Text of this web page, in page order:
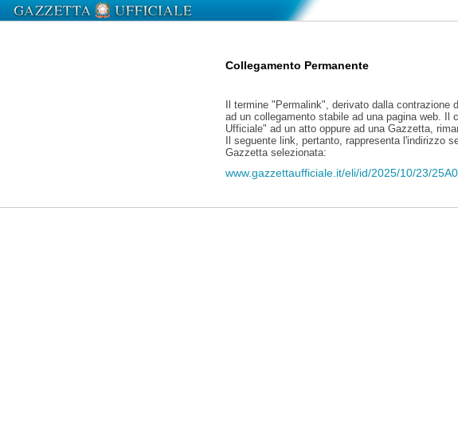
Collegamento Permanente
Il termine "Permalink", derivato dalla contrazione
ad un collegamento stabile ad una pagina web.
Ufficiale" ad un atto oppure ad una Gazzetta,
Il seguente link, pertanto, rappresenta l'indirizzo
Gazzetta selezionata:
www.gazzettaufficiale.it/eli/id/2025/10/23/